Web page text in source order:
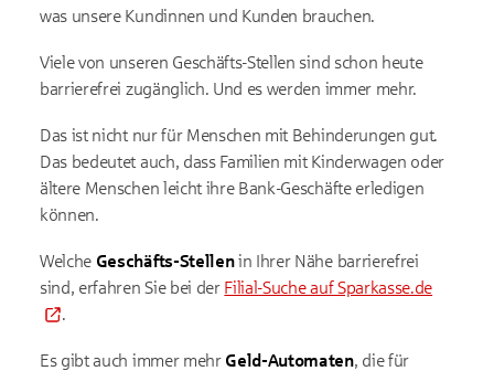
was unsere Kundinnen und Kunden brauchen.
Viele von unseren Geschäfts-Stellen sind schon heute
barrierefrei zugänglich. Und es werden immer mehr.
Das ist nicht nur für Menschen mit Behinderungen gut.
Das bedeutet auch, dass Familien mit Kinderwagen oder
ältere Menschen leicht ihre Bank-Geschäfte erledigen
können.
Welche Geschäfts-Stellenin Ihrer Nähe barrierefrei
sind, erfahren Sie bei der Filial-Suche auf Sparkasse.de
.
Es gibt auch immer mehr Geld-Automaten, die für